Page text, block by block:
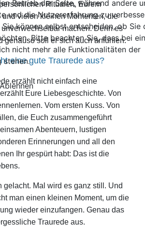
Ritualen, Eurem
vielen kleinen Momenten, die
machen. Denn es
genauso soll er sich auch anfühlen.
eine gute Traurede aus?
erzählt nicht einfach eine
Eure Liebesgeschichte. Von
Vom ersten Kuss. Von
die Euch zusammengeführt
Abenteuern, lustigen
Erinnerungen und all den
Ihr gespürt habt: Das ist die
gelacht. Mal wird es ganz still. Und
man einen kleinen Moment, um die
wieder einzufangen. Genau das
Traurede aus.
Betrieb der Seite, während andere
und die Nutzererfahrung zu
können selbst entscheiden, ob Sie
Bitte beachten Sie, dass bei
nicht mehr alle Funktionalitäten der
stehen.
Ablehnen